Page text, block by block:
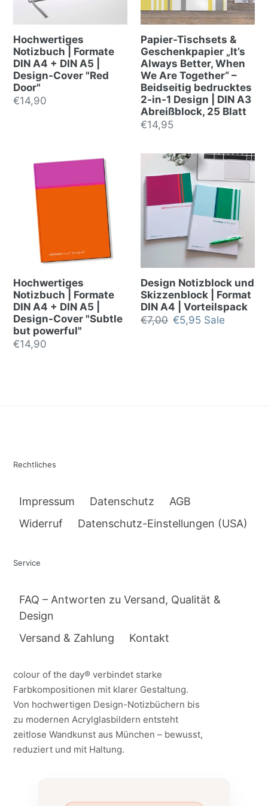
Hochwertiges
Notizbuch | Formate
DIN A4 + DIN A5 |
Design-Cover "Red
Door"
Regular
€14,90
Papier-Tischsets &
Geschenkpapier „It’s
Always Better, When
We Are Together“ –
Beidseitig bedrucktes
2-in-1 Design | DIN A3
Abreißblock, 25 Blatt
Regular
€14,95
Hochwertiges
Notizbuch | Formate
DIN A4 + DIN A5 |
Design-Cover "Subtle
but powerful"
Regular
€14,90
Design Notizblock und
Skizzenblock | Format
DIN A4 | Vorteilspack
Regular
€7,00 Sale
€5,95 Sale
Rechtliches
Impressum Datenschutz
AGB
Widerruf
Datenschutz-Einstellungen (USA)
Service
FAQ – Antworten zu Versand, Qualität &
Design
Versand & Zahlung
Kontakt
colour of the day® verbindet starke
Farbkompositionen mit klarer Gestaltung.
Von hochwertigen Design-Notizbüchern bis
zu modernen Acrylglasbildern entsteht
zeitlose Wandkunst aus München – bewusst,
reduziert und mit Haltung.